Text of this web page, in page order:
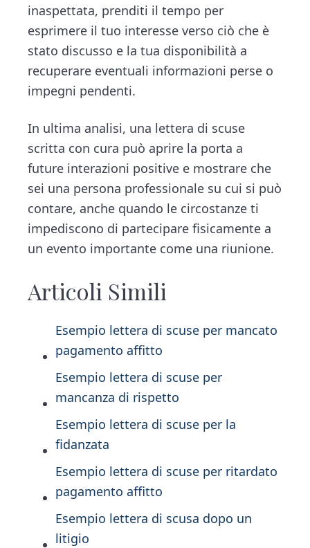
inaspettata, prenditi il tempo per
esprimere il tuo interesse verso ciò che è
stato discusso e la tua disponibilità a
recuperare eventuali informazioni perse o
impegni pendenti.
In ultima analisi, una lettera di scuse
scritta con cura può aprire la porta a
future interazioni positive e mostrare che
sei una persona professionale su cui si può
contare, anche quando le circostanze ti
impediscono di partecipare fisicamente a
un evento importante come una riunione.
Articoli Simili
Esempio lettera di scuse per mancato
pagamento affitto
Esempio lettera di scuse per
mancanza di rispetto
Esempio lettera di scuse per la
fidanzata
Esempio lettera di scuse per ritardato
pagamento affitto
Esempio lettera di scusa dopo un
litigio